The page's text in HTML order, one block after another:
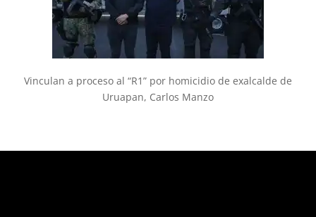
Vinculan a proceso al “R1” por homicidio de exalcalde de
Uruapan, Carlos Manzo